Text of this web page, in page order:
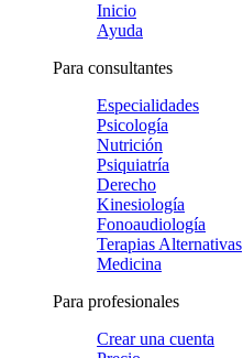
Inicio
Ayuda
Para consultantes
Especialidades
Psicología
Nutrición
Psiquiatría
Derecho
Kinesiología
Fonoaudiología
Terapias Alternativas
Medicina
Para profesionales
Crear una cuenta